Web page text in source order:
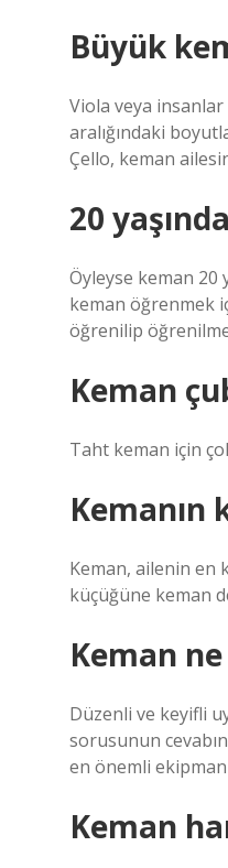
Büyük
Viola veya
aralığındaki
Çello, keman
20
Öyleyse keman 20
keman öğrenmek
öğrenilip
Keman
Taht keman için
Kemanın
Keman, ailenin en
küçüğüne keman
Keman
Düzenli ve keyifli
sorusunun
en önemli
Keman